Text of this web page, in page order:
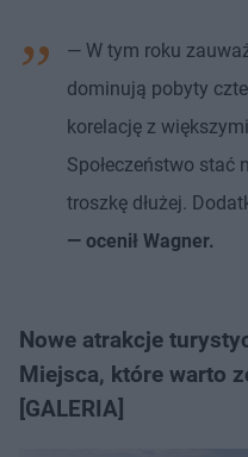
— W tym roku
dominują pobyty
korelację z
Społeczeństwo stać
troszkę dłużej.
— ocenił Wagner.
Nowe atrakcje
Miejsca, które warto
[GALERIA]